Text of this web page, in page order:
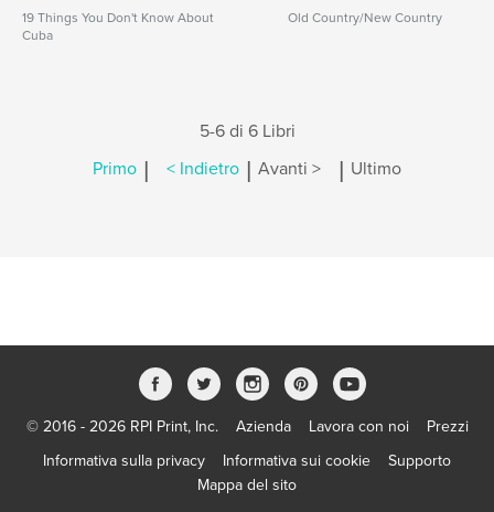
19 Things You Don't Know About
Cuba
Old Country/New Country
5-6 di 6 Libri
Primo | < Indietro | Avanti > | Ultimo
© 2016 - 2026 RPI Print, Inc. Azienda Lavora con noi
Prezzi
Informativa sulla privacy
Informativa sui cookie
Supporto
Mappa del sito